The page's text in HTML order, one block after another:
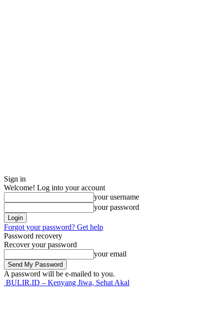
Sign in
Welcome! Log into your account
your username
your password
Forgot your password? Get help
Password recovery
Recover your password
your email
A password will be e-mailed to you.
BULIR.ID – Kenyang Jiwa, Sehat Akal